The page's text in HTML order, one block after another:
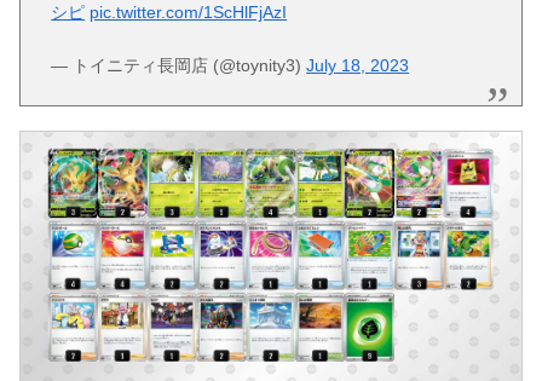
シピ pic.twitter.com/1ScHlFjAzI
— トイニティ長岡店 (@toynity3)July 18, 2023